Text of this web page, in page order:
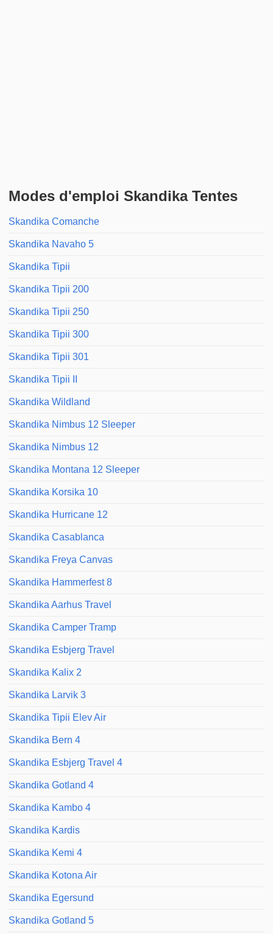
Modes d'emploi Skandika Tentes
Skandika Comanche
Skandika Navaho 5
Skandika Tipii
Skandika Tipii 200
Skandika Tipii 250
Skandika Tipii 300
Skandika Tipii 301
Skandika Tipii II
Skandika Wildland
Skandika Nimbus 12 Sleeper
Skandika Nimbus 12
Skandika Montana 12 Sleeper
Skandika Korsika 10
Skandika Hurricane 12
Skandika Casablanca
Skandika Freya Canvas
Skandika Hammerfest 8
Skandika Aarhus Travel
Skandika Camper Tramp
Skandika Esbjerg Travel
Skandika Kalix 2
Skandika Larvik 3
Skandika Tipii Elev Air
Skandika Bern 4
Skandika Esbjerg Travel 4
Skandika Gotland 4
Skandika Kambo 4
Skandika Kardis
Skandika Kemi 4
Skandika Kotona Air
Skandika Egersund
Skandika Gotland 5